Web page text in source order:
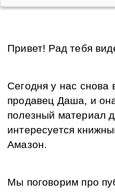
Привет! Рад тебя
Сегодня у нас снова
продавец Даша, и
полезный материал
интересуется
Амазон.
Мы поговорим про